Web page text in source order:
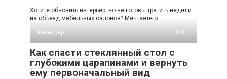
Хотите обновить интерьер, но не готовы тратить недели
на объезд мебельных салонов? Мечтаете о
Интерьер
0
Как спасти стеклянный стол с
глубокими царапинами и вернуть
ему первоначальный вид